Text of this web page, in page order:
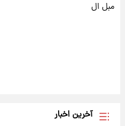
مبل ال
آخرین اخبار